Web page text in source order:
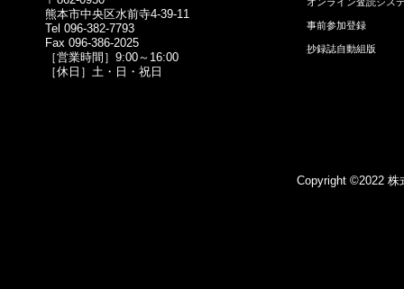
熊本市中央区水前寺4-39-11
Tel 096-382-7793
Fax 096-386-2025
［営業時間］9:00～16:00
［休日］土・日・祝日
事前参加登録
抄録誌自動組版
Copyright ©2022 株